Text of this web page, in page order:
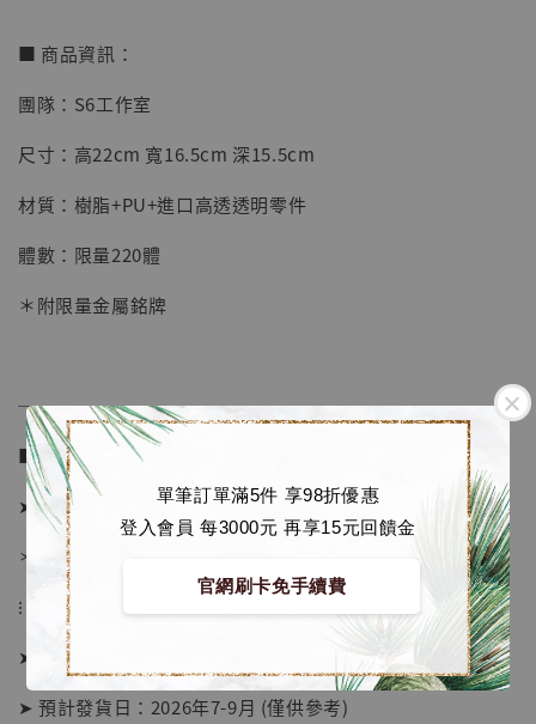
單筆訂單滿5件 享98折優惠
登入會員 每3000元 再享15元回饋金
官網刷卡免手續費
【店內現貨】七龍珠 系列蒐藏雕像 悟空 鳥山
NT$ 4,280
■ 商品資訊：
團隊：S6工作室
尺寸：高22cm 寬16.5cm 深15.5cm
材質：樹脂+PU+進口高透透明零件
體數：限量220體
＊附限量金屬銘牌
──────────────
■ 販售資訊 (NT$)：
➤ 價格 3480元 (訂金1080)
＊ 國際運費另計
⁝
➤ 預購截止日：待工作室通知
➤ 預計發貨日：2026年7-9月 (僅供參考)